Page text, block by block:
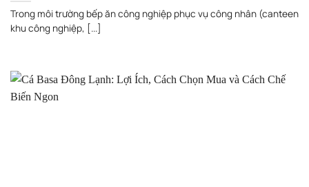
Trong môi trường bếp ăn công nghiệp phục vụ công nhân (canteen
khu công nghiệp, [...]